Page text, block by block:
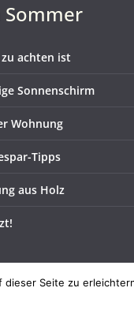
Sommer
achten ist
Sonnenschirm
Wohnung
Tipps
aus Holz
. Alle
dieser Seite zu